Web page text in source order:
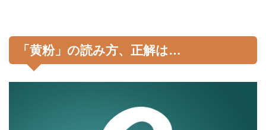
「黄粉」の読み方、正解は…